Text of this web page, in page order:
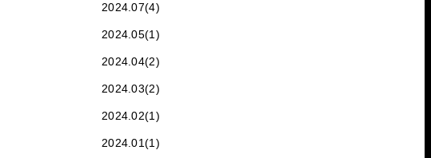
2024.07(4)
2024.05(1)
2024.04(2)
2024.03(2)
2024.02(1)
2024.01(1)